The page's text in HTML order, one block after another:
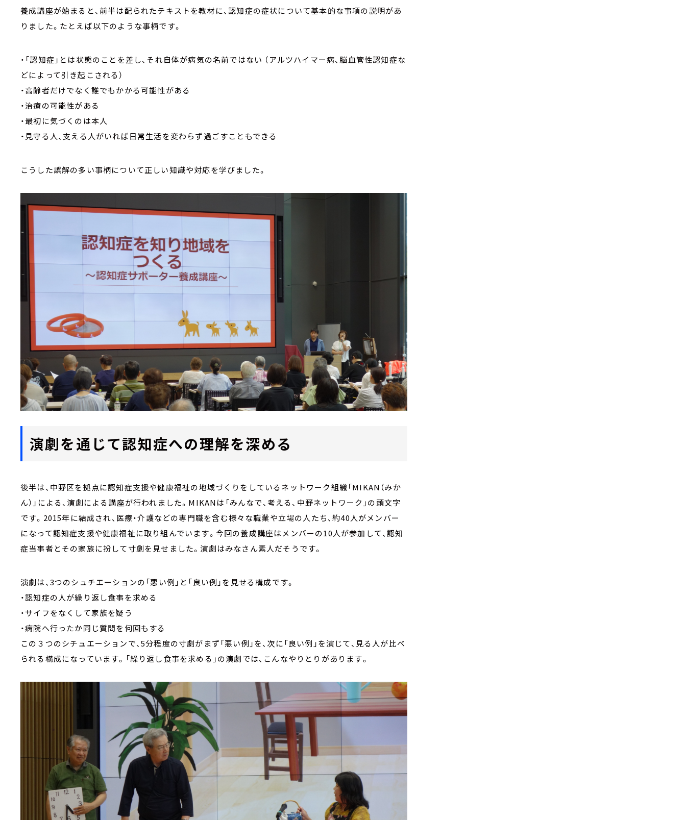
養成講座が始まると、前半は配られたテキストを教材に、認知症の症状について基本的な事項の説明があ
りました。たとえば以下のような事柄です。
・「認知症」とは状態のことを差し、それ自体が病気の名前ではない （アルツハイマー病、脳血管性認知症な
どによって引き起こされる）
・高齢者だけでなく誰でもかかる可能性がある
・治療の可能性がある
・最初に気づくのは本人
・見守る人、支える人がいれば日常生活を変わらず過ごすこともできる
こうした誤解の多い事柄について正しい知識や対応を学びました。
演劇を通じて認知症への理解を深める
後半は、中野区を拠点に認知症支援や健康福祉の地域づくりをしているネットワーク組織「MIKAN（みか
ん）」による、演劇による講座が行われました。MIKANは「みんなで、考える、中野ネットワーク」の頭文字
です。2015年に結成され、医療・介護などの専門職を含む様々な職業や立場の人たち、約40人がメンバー
になって認知症支援や健康福祉に取り組んでいます。今回の養成講座はメンバーの10人が参加して、認知
症当事者とその家族に扮して寸劇を見せました。演劇はみなさん素人だそうです。
演劇は、3つのシュチエーションの「悪い例」と「良い例」を見せる構成です。
・認知症の人が繰り返し食事を求める
・サイフをなくして家族を疑う
・病院へ行ったか同じ質問を何回もする
この３つのシチュエーションで、5分程度の寸劇がまず「悪い例」を、次に「良い例」を演じて、見る人が比べ
られる構成になっています。「繰り返し食事を求める」の演劇では、こんなやりとりがあります。